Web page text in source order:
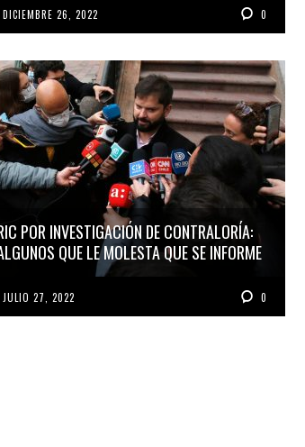
DICIEMBRE 26, 2022 0
POR INVESTIGACIÓN DE CONTRALORÍA:
QUE LE MOLESTA QUE SE INFORME
JULIO 27, 2022 0